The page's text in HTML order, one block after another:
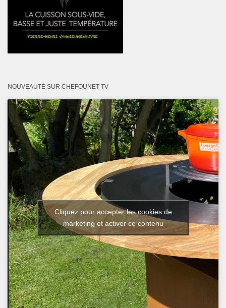
NOUVEAUTÉ SUR CHEFOUNET TV
Cliquez pour accepter les cookies de
marketing et activer ce contenu